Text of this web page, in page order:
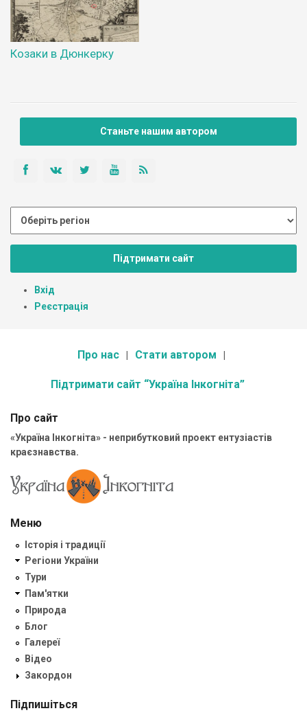
Козаки в Дюнкерку
Станьте нашим автором
Підтримати сайт
Вхід
Реєстрація
Про нас Стати автором
Підтримати сайт “Україна Інкогніта”
Про сайт
«Україна Інкогніта» - неприбутковий проект ентузіастів
краєзнавства.
Меню
Історія і традиції
Регіони України
Тури
Пам'ятки
Природа
Блог
Галереї
Відео
Закордон
Підпишіться